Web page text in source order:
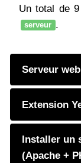
Un total de
serveur .
Serveur
Extension
Installer un
(Apache +